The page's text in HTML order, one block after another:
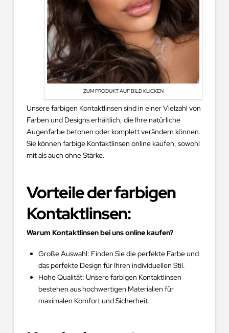
ZUM PRODUKT AUF BILD KLICKEN
Unsere farbigen Kontaktlinsen sind in einer Vielzahl von
Farben und Designs erhältlich, die Ihre natürliche
Augenfarbe betonen oder komplett verändern können.
Sie können farbige Kontaktlinsen online kaufen, sowohl
mit als auch ohne Stärke.
Vorteile der farbigen
Kontaktlinsen:
Warum Kontaktlinsen bei uns online kaufen?
Große Auswahl: Finden Sie die perfekte Farbe und
das perfekte Design für Ihren individuellen Stil.
Hohe Qualität: Unsere farbigen Kontaktlinsen
bestehen aus hochwertigen Materialien für
maximalen Komfort und Sicherheit.